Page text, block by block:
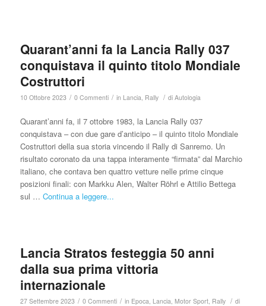
Quarant’anni fa la Lancia Rally 037
conquistava il quinto titolo Mondiale
Costruttori
10 Ottobre 2023 / 0 Commenti / in Lancia Rally / di Autologia
Quarant’anni fa, il 7 ottobre 1983, la Lancia Rally 037
conquistava – con due gare d’anticipo – il quinto titolo Mondiale
Costruttori della sua storia vincendo il Rally di Sanremo. Un
risultato coronato da una tappa interamente “firmata” dal Marchio
italiano, che contava ben quattro vetture nelle prime cinque
posizioni finali: con Markku Alen, Walter Röhrl e Attilio Bettega
sul … Continua a leggere...
Lancia Stratos festeggia 50 anni
dalla sua prima vittoria
internazionale
27 Settembre 2023 / 0 Commenti / in Epoca Lancia Motor Sport, Rally / di